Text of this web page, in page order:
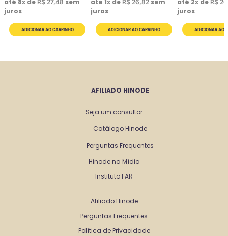
R$ 27,48
juros
R$ 26,82
juros
R$ 26
juros
AFILIADO HINODE
Seja um consultor
Catálogo Hinode
Perguntas Frequentes
Hinode na Mídia
Instituto FAR
Afiliado Hinode
Perguntas Frequentes
Política de Privacidade